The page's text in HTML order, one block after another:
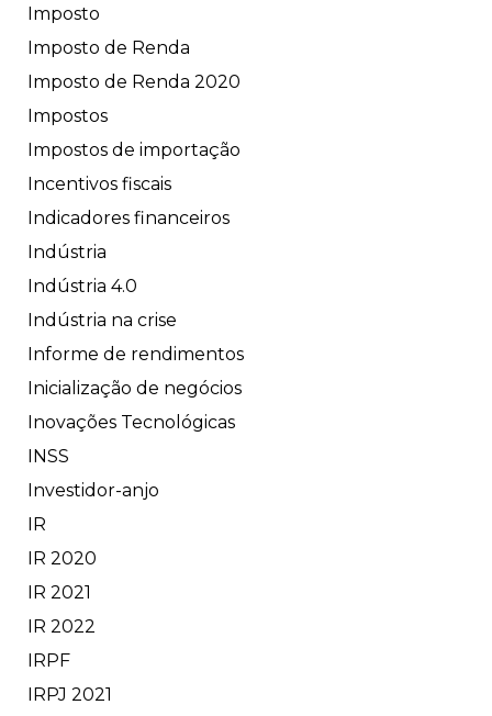
Imposto
Imposto de Renda
Imposto de Renda 2020
Impostos
Impostos de importação
Incentivos fiscais
Indicadores financeiros
Indústria
Indústria 4.0
Indústria na crise
Informe de rendimentos
Inicialização de negócios
Inovações Tecnológicas
INSS
Investidor-anjo
IR
IR 2020
IR 2021
IR 2022
IRPF
IRPJ 2021